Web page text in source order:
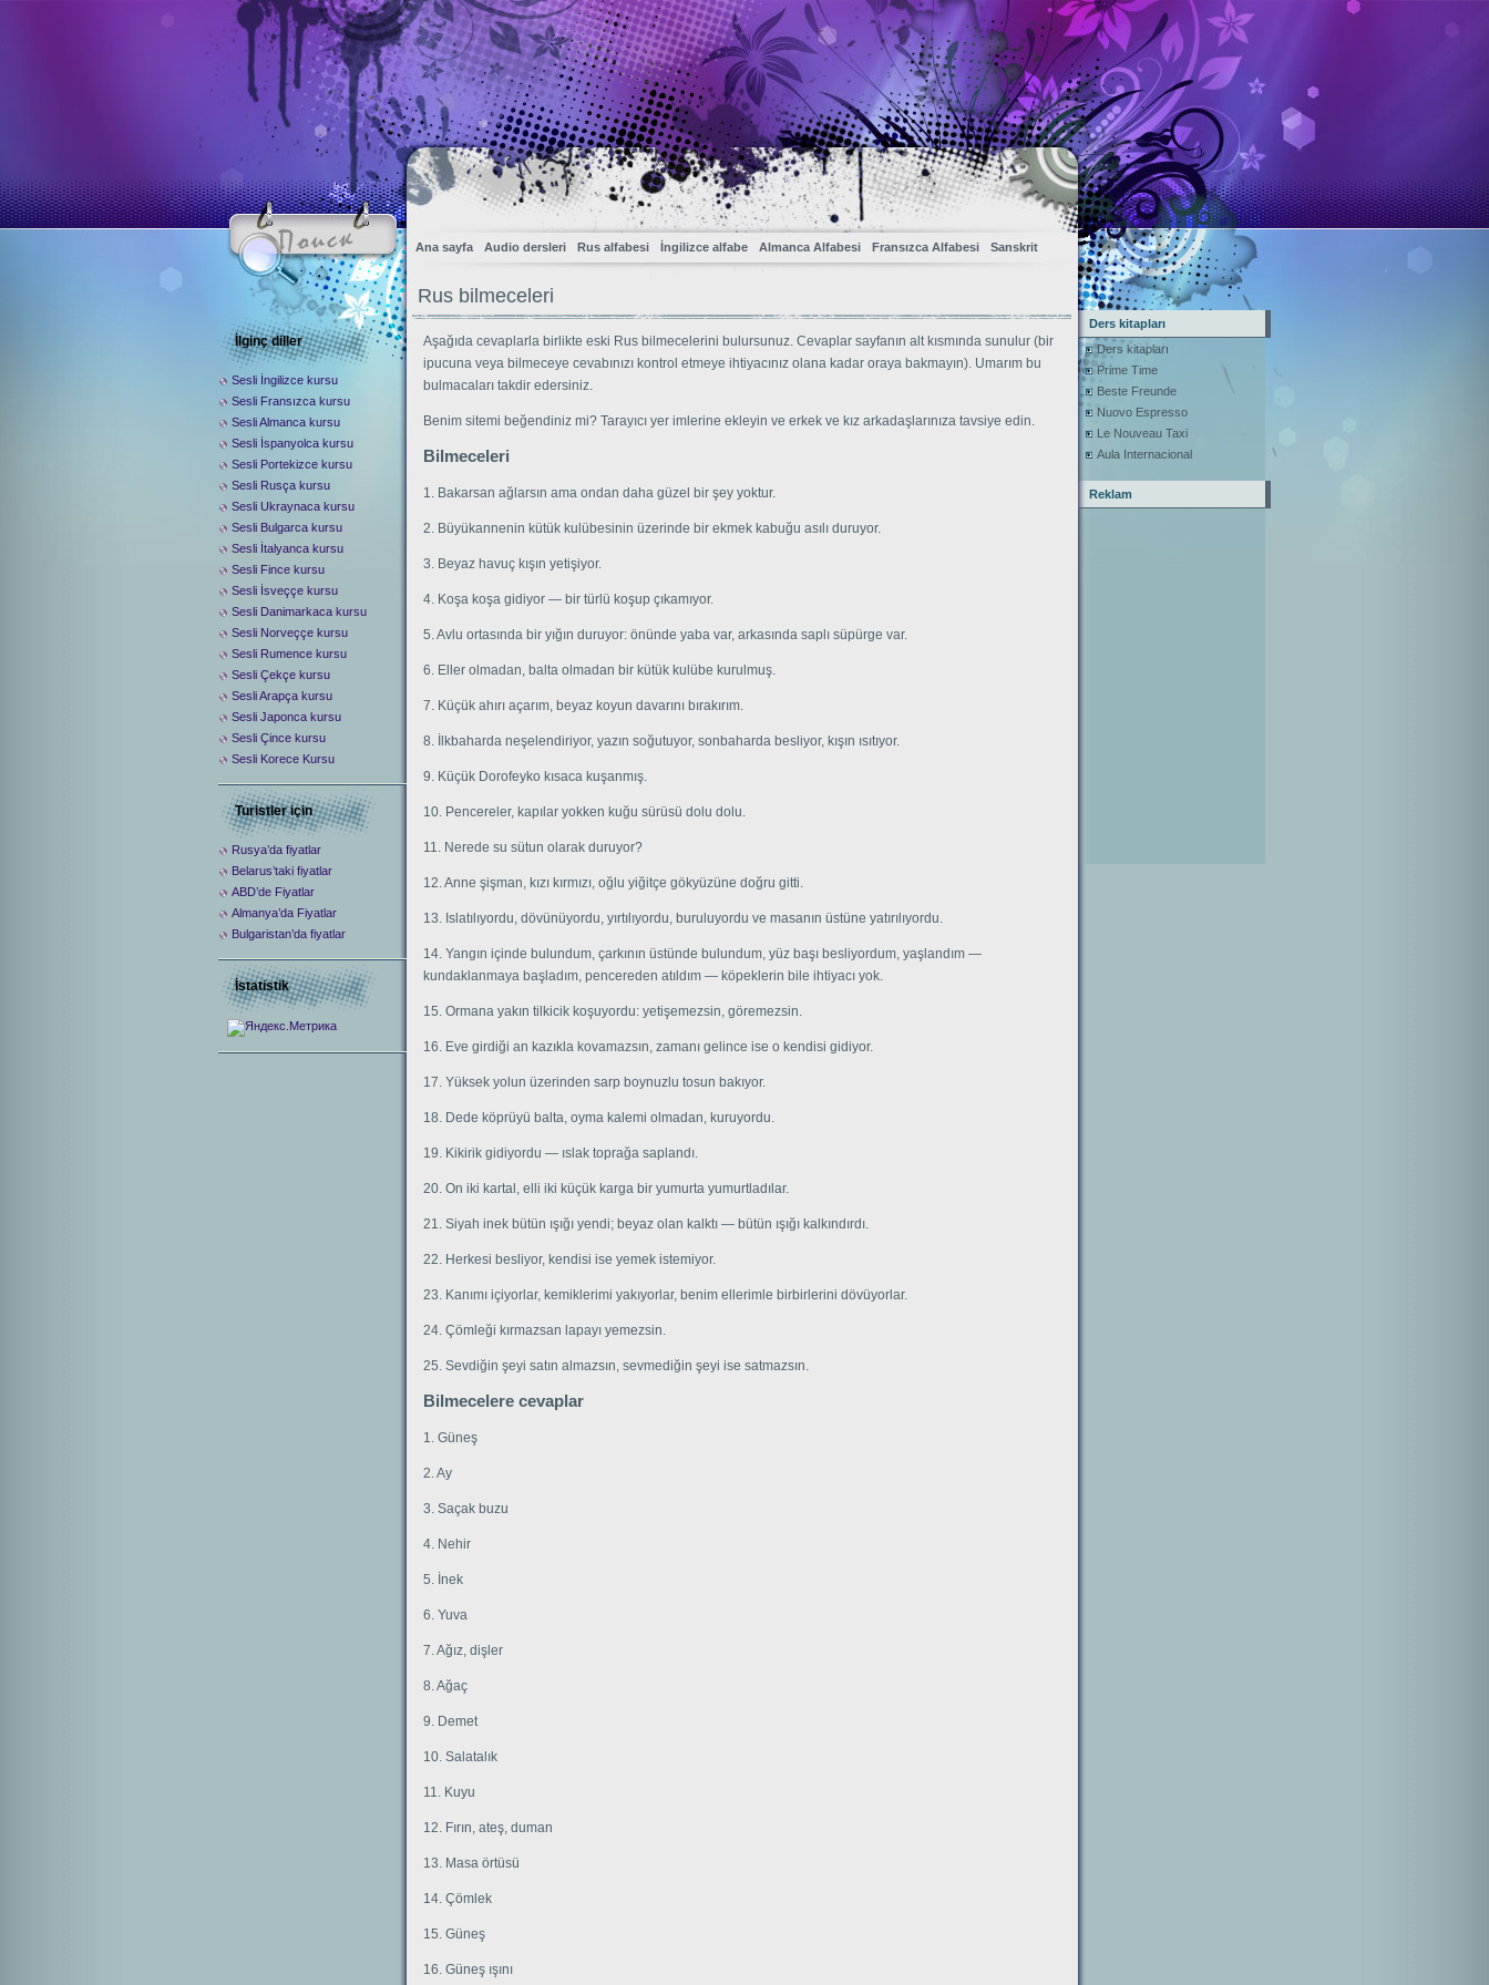
Ana sayfa Audio dersleri Rus alfabesi İngilizce alfabe Almanca Alfabesi Fransızca Alfabesi Sanskrit
Rus bilmeceleri
Aşağıda cevaplarla birlikte eski Rus bilmecelerini bulursunuz. Cevaplar sayfanın alt kısmında sunulur (bir
ipucuna veya bilmeceye cevabınızı kontrol etmeye ihtiyacınız olana kadar oraya bakmayın). Umarım bu
bulmacaları takdir edersiniz.
Benim sitemi beğendiniz mi? Tarayıcı yer imlerine ekleyin ve erkek ve kız arkadaşlarınıza tavsiye edin.
Bilmeceleri
1. Bakarsan ağlarsın ama ondan daha güzel bir şey yoktur.
2. Büyükannenin kütük kulübesinin üzerinde bir ekmek kabuğu asılı duruyor.
3. Beyaz havuç kışın yetişiyor.
4. Koşa koşa gidiyor — bir türlü koşup çıkamıyor.
5. Avlu ortasında bir yığın duruyor: önünde yaba var, arkasında saplı süpürge var.
6. Eller olmadan, balta olmadan bir kütük kulübe kurulmuş.
7. Küçük ahırı açarım, beyaz koyun davarını bırakırım.
8. İlkbaharda neşelendiriyor, yazın soğutuyor, sonbaharda besliyor, kışın ısıtıyor.
9. Küçük Dorofeyko kısaca kuşanmış.
10. Pencereler, kapılar yokken kuğu sürüsü dolu dolu.
11. Nerede su sütun olarak duruyor?
12. Anne şişman, kızı kırmızı, oğlu yiğitçe gökyüzüne doğru gitti.
13. Islatılıyordu, dövünüyordu, yırtılıyordu, buruluyordu ve masanın üstüne yatırılıyordu.
14. Yangın içinde bulundum, çarkının üstünde bulundum, yüz başı besliyordum, yaşlandım —
kundaklanmaya başladım, pencereden atıldım — köpeklerin bile ihtiyacı yok.
15. Ormana yakın tilkicik koşuyordu: yetişemezsin, göremezsin.
16. Eve girdiği an kazıkla kovamazsın, zamanı gelince ise o kendisi gidiyor.
17. Yüksek yolun üzerinden sarp boynuzlu tosun bakıyor.
18. Dede köprüyü balta, oyma kalemi olmadan, kuruyordu.
19. Kikirik gidiyordu — ıslak toprağa saplandı.
20. On iki kartal, elli iki küçük karga bir yumurta yumurtladılar.
21. Siyah inek bütün ışığı yendi; beyaz olan kalktı — bütün ışığı kalkındırdı.
22. Herkesi besliyor, kendisi ise yemek istemiyor.
23. Kanımı içiyorlar, kemiklerimi yakıyorlar, benim ellerimle birbirlerini dövüyorlar.
24. Çömleği kırmazsan lapayı yemezsin.
25. Sevdiğin şeyi satın almazsın, sevmediğin şeyi ise satmazsın.
Bilmecelere cevaplar
1. Güneş
2. Ay
3. Saçak buzu
4. Nehir
5. İnek
6. Yuva
7. Ağız, dişler
8. Ağaç
9. Demet
10. Salatalık
11. Kuyu
12. Fırın, ateş, duman
13. Masa örtüsü
14. Çömlek
15. Güneş
16. Güneş ışını
İlginç diller
Sesli İngilizce kursu
Sesli Fransızca kursu
Sesli Almanca kursu
Sesli İspanyolca kursu
Sesli Portekizce kursu
Sesli Rusça kursu
Sesli Ukraynaca kursu
Sesli Bulgarca kursu
Sesli İtalyanca kursu
Sesli Fince kursu
Sesli İsveççe kursu
Sesli Danimarkaca kursu
Sesli Norveççe kursu
Sesli Rumence kursu
Sesli Çekçe kursu
Sesli Arapça kursu
Sesli Japonca kursu
Sesli Çince kursu
Sesli Korece Kursu
Turistler için
Rusya’da fiyatlar
Belarus’taki fiyatlar
ABD’de Fiyatlar
Almanya’da Fiyatlar
Bulgaristan’da fiyatlar
İstatistik
Ders kitapları
Ders kitapları
Prime Time
Beste Freunde
Nuovo Espresso
Le Nouveau Taxi
Aula Internacional
Reklam